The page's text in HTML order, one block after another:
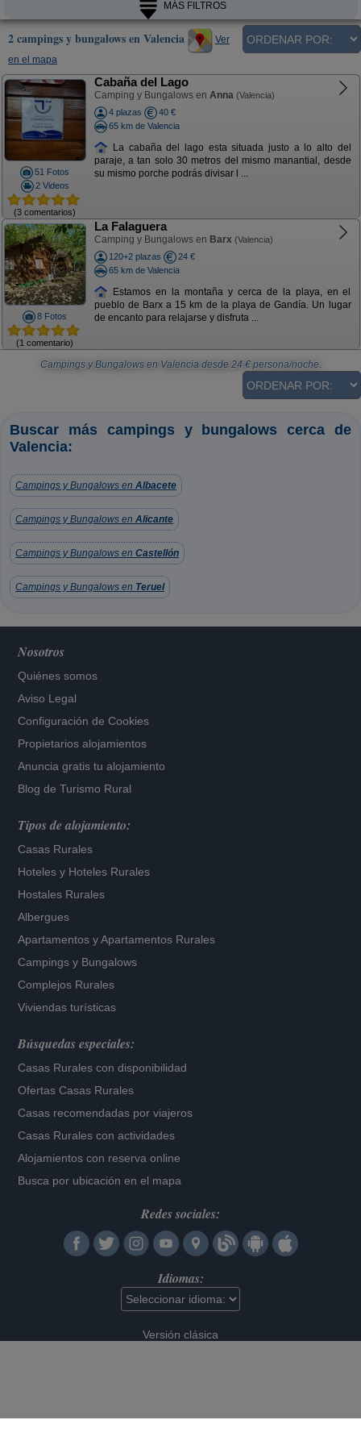
MÁS FILTROS
2 campings y bungalows en Valencia
Ver
en el mapa
51 Fotos
2 Videos
(3 comentarios)
Cabaña del Lago
Camping y Bungalows en Anna (Valencia)
4 plazas
40 €
65 km de Valencia
La cabaña del lago esta situada justo a lo alto del
paraje, a tan solo 30 metros del mismo manantial, desde
su mismo porche podrás divisar l ...
8 Fotos
(1 comentario)
La Falaguera
Camping y Bungalows en Barx (Valencia)
120+2 plazas
24 €
65 km de Valencia
Estamos en la montaña y cerca de la playa, en el
pueblo de Barx a 15 km de la playa de Gandía. Un lugar
de encanto para relajarse y disfruta ...
Campings y Bungalows en Valencia desde 24€ persona/noche.
Buscar más campings y bungalows cerca de
Valencia:
Campings y Bungalows en Albacete
Campings y Bungalows en Alicante
Campings y Bungalows en Castellón
Campings y Bungalows en Teruel
Nosotros
Quiénes somos
Aviso Legal
Configuración de Cookies
Propietarios alojamientos
Anuncia gratis tu alojamiento
Blog de Turismo Rural
Tipos de alojamiento:
Casas Rurales
Hoteles y Hoteles Rurales
Hostales Rurales
Albergues
Apartamentos yApartamentos Rurales
Campings y Bungalows
Complejos Rurales
Viviendas turísticas
Búsquedas especiales:
Casas Rurales con disponibilidad
Ofertas Casas Rurales
Casas recomendadas por viajeros
Casas Rurales con actividades
Alojamientos con reserva online
Busca por ubicación en el mapa
Redes sociales:
Idiomas:
Versión clásica